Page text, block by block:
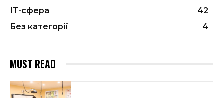
ІТ-сфера
42
Без категорії
4
MUST READ